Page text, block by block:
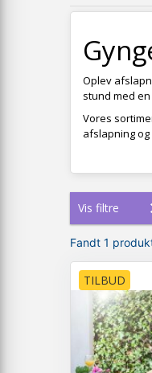
Oplev
stund med
Vores
afslapning
Vis filtre
Fandt 1
TILBUD